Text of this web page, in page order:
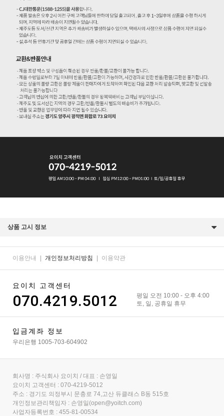
상품 고시 정보
이용안내 | 개인정보처리방침 | 이용약관
요이치 고객센터
070.4219.5012
평일 오전 10:00 - 오후 4:00
토, 일, 공휴일 휴무
입금계좌 정보
우리은행 1005-703-604902
회사명 : 주식회사 요이치 / 대표 : 손영일
요이치 고객센터 : 070-4219-5012
주소 : 경기도 의정부시 문충로 74,고산 듀클래스 B동 515호
개인정보관리책임자 : 손영일(open@yoitch.com)
사업자등록번호 : 455-81-00534